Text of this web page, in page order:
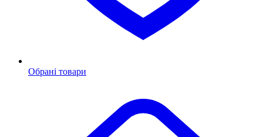
Обрані товари